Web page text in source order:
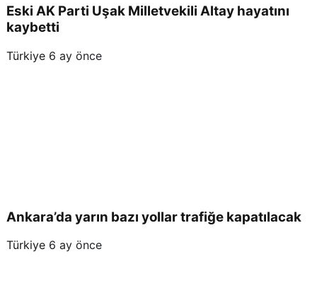
Eski AK Parti Uşak Milletvekili Altay hayatını
kaybetti
Türkiye 6 ay önce
Ankara’da yarın bazı yollar trafiğe kapatılacak
Türkiye 6 ay önce